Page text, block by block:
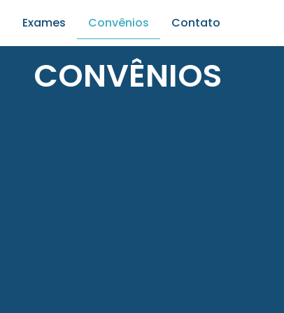
Exames Convênios Contato
CONVÊNIOS